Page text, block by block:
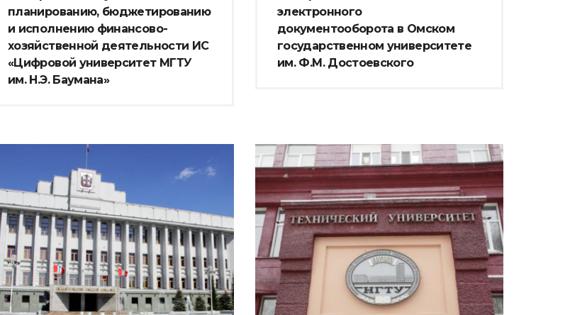
планированию, бюджетированию
и исполнению финансово-
хозяйственной деятельности ИС
«Цифровой университет МГТУ
им. Н.Э. Баумана»
электронного
документооборота в Омском
государственном университете
им. Ф.М. Достоевского